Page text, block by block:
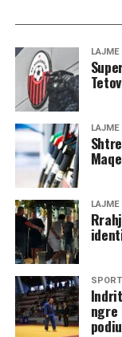
autoriteteve,
mëngjesit të 2
dy të rinj janë
Në rrjetet sociale
nga Gostivari, në
fizike mes një
Sipas
nga djemtë është
ka rënë në tokë
Përkundër faktit
shihet se sulmi
trupit të tij, gjë që
ashpra në rrjetet
LAJME
LAJME
LAJME
SPORT
ngre